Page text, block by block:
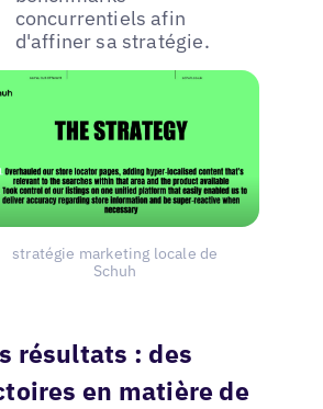
concurrentiels afin
d'affiner sa stratégie.
stratégie marketing locale de
Schuh
résultats : des
en matière de